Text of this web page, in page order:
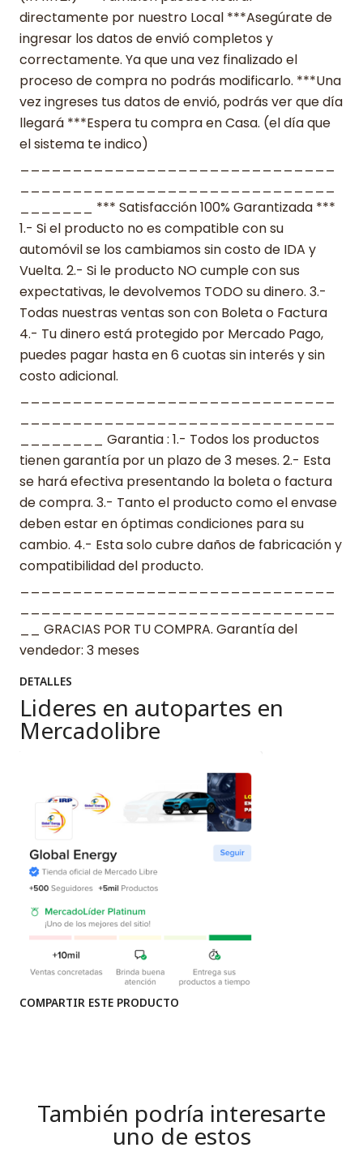
directamente por nuestro Local ***Asegúrate de
ingresar los datos de envió completos y
correctamente. Ya que una vez finalizado el
proceso de compra no podrás modificarlo. ***Una
vez ingreses tus datos de envió, podrás ver que día
llegará ***Espera tu compra en Casa. (el día que
el sistema te indico)
_______ *** Satisfacción 100% Garantizada ***
1.- Si el producto no es compatible con su
automóvil se los cambiamos sin costo de IDA y
Vuelta. 2.- Si le producto NO cumple con sus
expectativas, le devolvemos TODO su dinero. 3.-
Todas nuestras ventas son con Boleta o Factura
4.- Tu dinero está protegido por Mercado Pago,
puedes pagar hasta en 6 cuotas sin interés y sin
costo adicional.
________ Garantia : 1.- Todos los productos
tienen garantía por un plazo de 3 meses. 2.- Esta
se hará efectiva presentando la boleta o factura
de compra. 3.- Tanto el producto como el envase
deben estar en óptimas condiciones para su
cambio. 4.- Esta solo cubre daños de fabricación y
compatibilidad del producto.
__ GRACIAS POR TU COMPRA. Garantía del
vendedor: 3 meses
DETALLES
Lideres en autopartes en
Mercadolibre
COMPARTIR ESTE PRODUCTO
También podría interesarte
uno de estos